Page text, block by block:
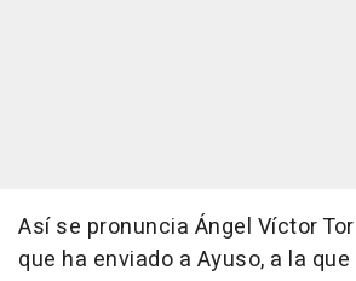
Así se pronuncia Ángel Víctor
que ha enviado a Ayuso, a la